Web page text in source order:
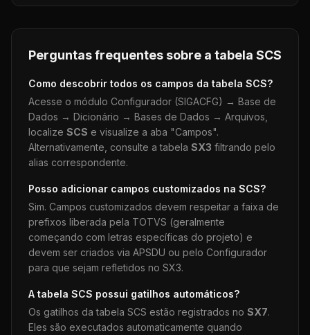
Perguntas frequentes sobre a tabela SCS
Como descobrir todos os campos da tabela SCS?
Acesse o módulo Configurador (SIGACFG) → Base de
Dados → Dicionário → Bases de Dados → Arquivos,
localize SCS e visualize a aba "Campos".
Alternativamente, consulte a tabela SX3 filtrando pelo
alias correspondente.
Posso adicionar campos customizados na SCS?
Sim. Campos customizados devem respeitar a faixa de
prefixos liberada pela TOTVS (geralmente
começando com letras específicas do projeto) e
devem ser criados via APSDU ou pelo Configurador
para que sejam refletidos no SX3.
A tabela SCS possui gatilhos automáticos?
Os gatilhos da tabela SCS estão registrados no SX7.
Eles são executados automaticamente quando